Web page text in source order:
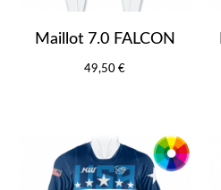
Maillot 7.0 FALCON
49,50 €